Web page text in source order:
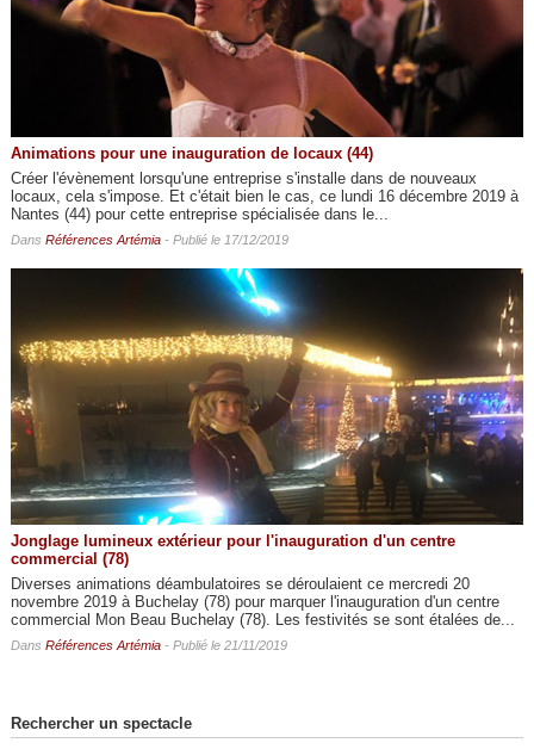
Animations pour une inauguration de locaux (44)
Créer l'évènement lorsqu'une entreprise s'installe dans de nouveaux
locaux, cela s'impose. Et c'était bien le cas, ce lundi 16 décembre 2019 à
Nantes (44) pour cette entreprise spécialisée dans le...
Dans Références Artémia- Publié le 17/12/2019
Jonglage lumineux extérieur pour l'inauguration d'un centre
commercial (78)
Diverses animations déambulatoires se déroulaient ce mercredi 20
novembre 2019 à Buchelay (78) pour marquer l'inauguration d'un centre
commercial Mon Beau Buchelay (78). Les festivités se sont étalées de...
Dans Références Artémia- Publié le 21/11/2019
Rechercher un spectacle